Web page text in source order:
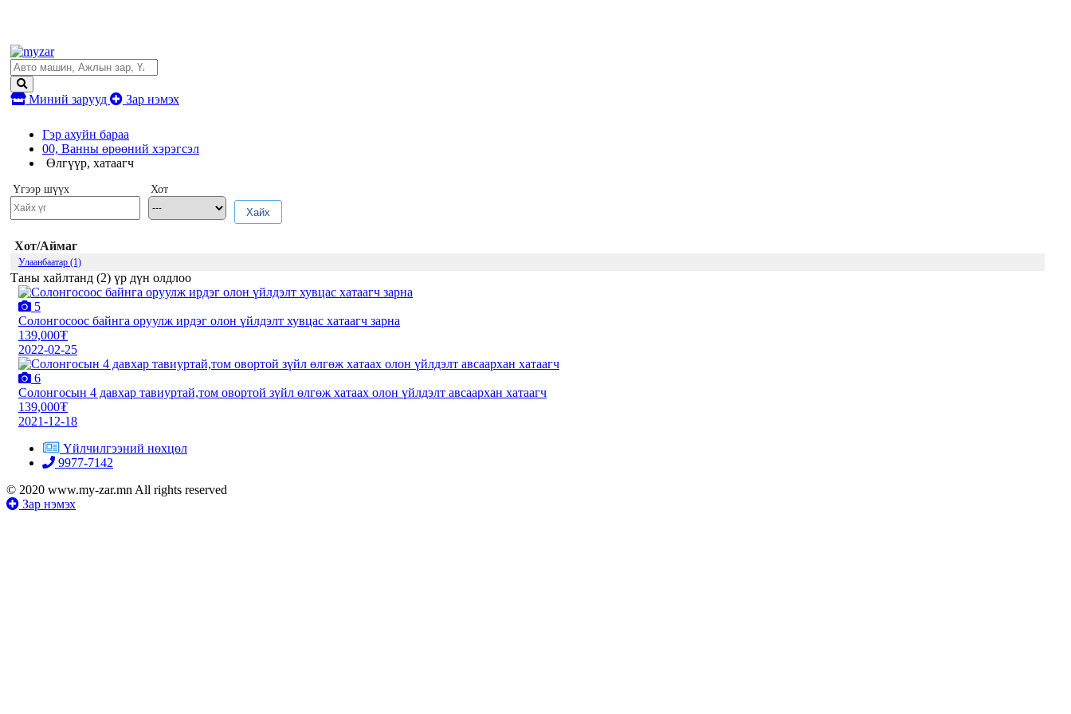
Миний зарууд Зар нэмэх
Гэр ахуйн бараа
00, Ванны өрөөний хэрэгсэл
Өлгүүр, хатаагч
Үгээр шүүх
Хот
Хайх
Хот/Аймаг
Улаанбаатар (1)
Таны хайлтанд (2) үр дүн олдлоо
5
Солонгосоос байнга оруулж ирдэг олон үйлдэлт хувцас хатаагч зарна
139,000₮
2022-02-25
6
Солонгосын 4 давхар тавиуртай,том овортой зүйл өлгөж хатаах олон үйлдэлт авсаархан хатаагч
139,000₮
2021-12-18
Үйлчилгээний нөхцөл
9977-7142
© 2020 www.my-zar.mn All rights reserved
Зар нэмэх